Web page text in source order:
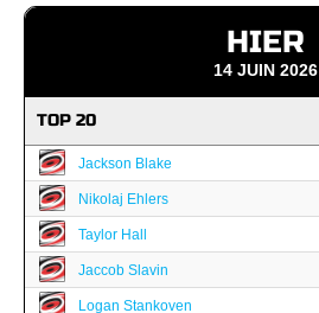
HIER
14 JUIN 2026
TOP 20
Jackson Blake
Nikolaj Ehlers
Taylor Hall
Jaccob Slavin
Logan Stankoven